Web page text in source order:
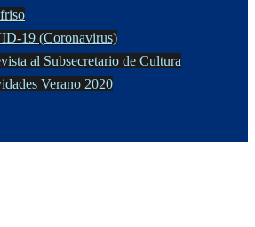
19 (Coronavirus)
al Subsecretario de Cultura
Verano 2020